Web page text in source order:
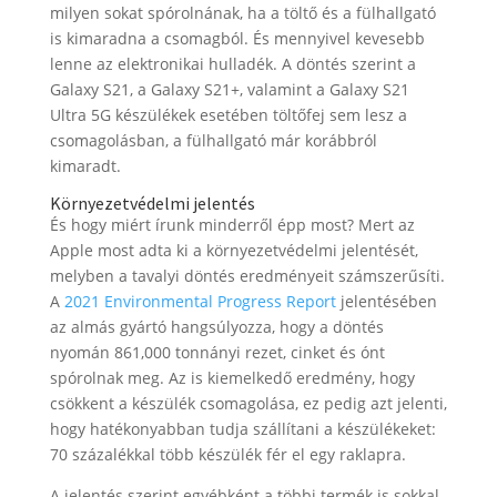
milyen sokat spórolnának, ha a töltő és a fülhallgató
is kimaradna a csomagból. És mennyivel kevesebb
lenne az elektronikai hulladék. A döntés szerint a
Galaxy S21, a Galaxy S21+, valamint a Galaxy S21
Ultra 5G készülékek esetében töltőfej sem lesz a
csomagolásban, a fülhallgató már korábbról
kimaradt.
Környezetvédelmi jelentés
És hogy miért írunk minderről épp most? Mert az
Apple most adta ki a környezetvédelmi jelentését,
melyben a tavalyi döntés eredményeit számszerűsíti.
A 2021 Environmental Progress Reportjelentésében
az almás gyártó hangsúlyozza, hogy a döntés
nyomán 861,000 tonnányi rezet, cinket és ónt
spórolnak meg. Az is kiemelkedő eredmény, hogy
csökkent a készülék csomagolása, ez pedig azt jelenti,
hogy hatékonyabban tudja szállítani a készülékeket:
70 százalékkal több készülék fér el egy raklapra.